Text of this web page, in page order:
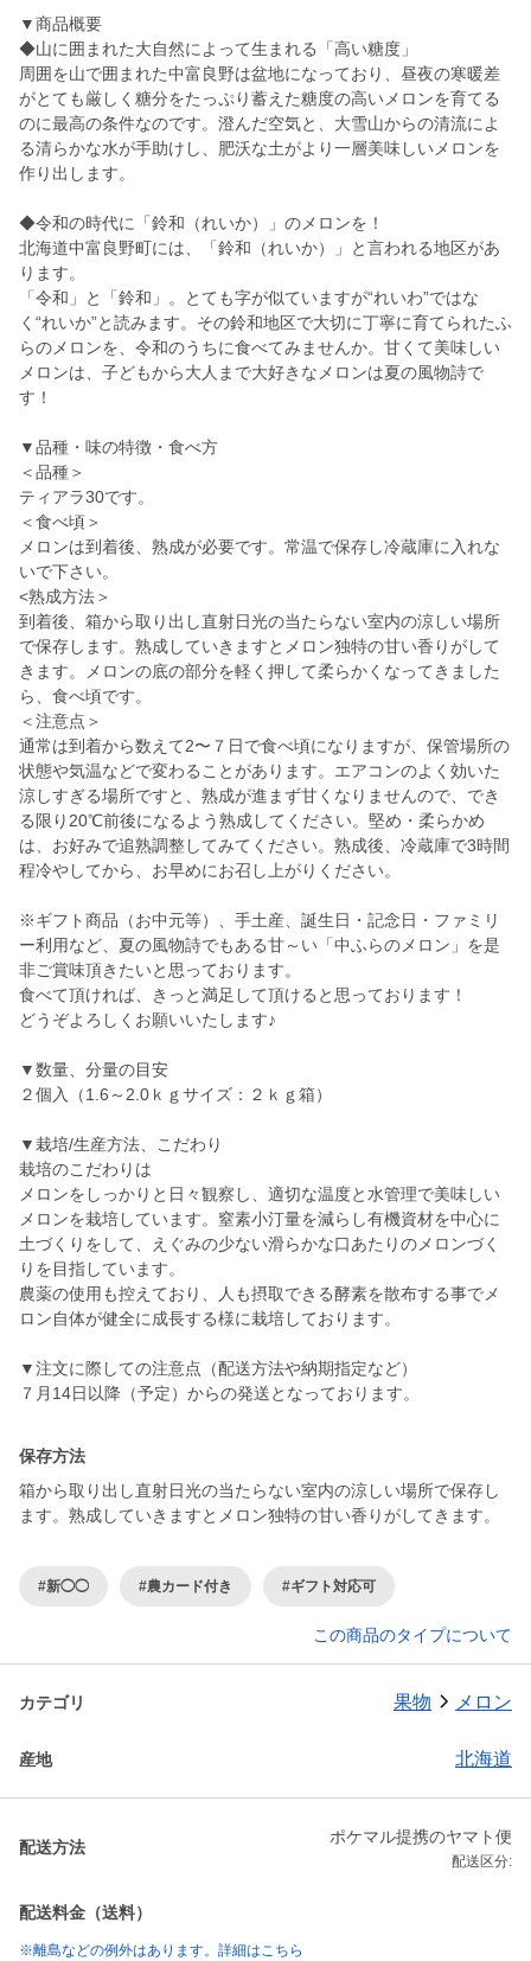
▼商品概要
◆山に囲まれた大自然によって生まれる「高い糖度」
周囲を山で囲まれた中富良野は盆地になっており、昼夜の寒暖差
がとても厳しく糖分をたっぷり蓄えた糖度の高いメロンを育てる
のに最高の条件なのです。澄んだ空気と、大雪山からの清流によ
る清らかな水が手助けし、肥沃な土がより一層美味しいメロンを
作り出します。
◆令和の時代に「鈴和（れいか）」のメロンを！
北海道中富良野町には、「鈴和（れいか）」と言われる地区があ
ります。
「令和」と「鈴和」。とても字が似ていますが“れいわ”ではな
く“れいか”と読みます。その鈴和地区で大切に丁寧に育てられたふ
らのメロンを、令和のうちに食べてみませんか。甘くて美味しい
メロンは、子どもから大人まで大好きなメロンは夏の風物詩で
す！
▼品種・味の特徴・食べ方
＜品種＞
ティアラ30です。
＜食べ頃＞
メロンは到着後、熟成が必要です。常温で保存し冷蔵庫に入れな
いで下さい。
<熟成方法＞
到着後、箱から取り出し直射日光の当たらない室内の涼しい場所
で保存します。熟成していきますとメロン独特の甘い香りがして
きます。メロンの底の部分を軽く押して柔らかくなってきました
ら、食べ頃です。
＜注意点＞
通常は到着から数えて2〜７日で食べ頃になりますが、保管場所の
状態や気温などで変わることがあります。エアコンのよく効いた
涼しすぎる場所ですと、熟成が進まず甘くなりませんので、でき
る限り20℃前後になるよう熟成してください。堅め・柔らかめ
は、お好みで追熟調整してみてください。熟成後、冷蔵庫で3時間
程冷やしてから、お早めにお召し上がりください。
※ギフト商品（お中元等）、手土産、誕生日・記念日・ファミリ
ー利用など、夏の風物詩でもある甘～い「中ふらのメロン」を是
非ご賞味頂きたいと思っております。
食べて頂ければ、きっと満足して頂けると思っております！
どうぞよろしくお願いいたします♪
▼数量、分量の目安
２個入（1.6～2.0ｋｇサイズ：２ｋｇ箱）
▼栽培/生産方法、こだわり
栽培のこだわりは
メロンをしっかりと日々観察し、適切な温度と水管理で美味しい
メロンを栽培しています。窒素小汀量を減らし有機資材を中心に
土づくりをして、えぐみの少ない滑らかな口あたりのメロンづく
りを目指しています。
農薬の使用も控えており、人も摂取できる酵素を散布する事でメ
ロン自体が健全に成長する様に栽培しております。
▼注文に際しての注意点（配送方法や納期指定など）
７月14日以降（予定）からの発送となっております。
保存方法
箱から取り出し直射日光の当たらない室内の涼しい場所で保存し
ます。熟成していきますとメロン独特の甘い香りがしてきます。
#新◯◯ #農カード付き #ギフト対応可
この商品のタイプについて
カテゴリ 果物 メロン
産地 北海道
配送方法
ポケマル提携のヤマト便
配送区分:
配送料金（送料）
※離島などの例外はあります。詳細はこちら